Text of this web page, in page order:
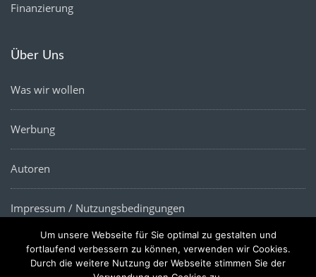
Finanzierung
Über Uns
Was wir wollen
Werbung
Autoren
Impressum / Nutzungsbedingungen
Datenschutz
Um unsere Webseite für Sie optimal zu gestalten und
fortlaufend verbessern zu können, verwenden wir Cookies.
Durch die weitere Nutzung der Webseite stimmen Sie der